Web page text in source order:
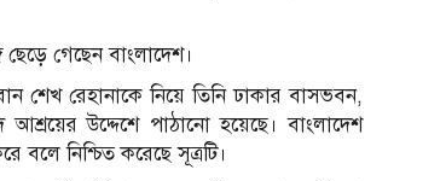
গেছেন বাংলাদেশ।
শেখ রেহানাকে নিয়ে তিনি ঢাকার বাসভবন,
উদ্দেশে পাঠানো হয়েছে। বাংলাদেশ
বলে নিশ্চিত করেছে সূত্রটি।